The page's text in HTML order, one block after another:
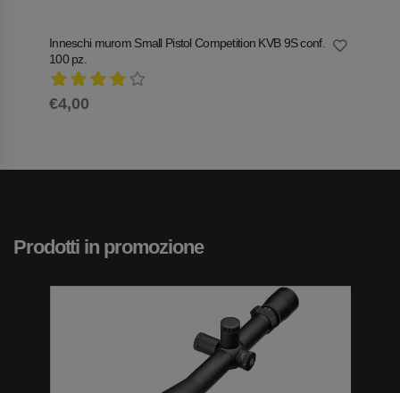
Inneschi murom Small Pistol Competition KVB 9S conf.
100 pz.
€4,00
Prodotti in promozione